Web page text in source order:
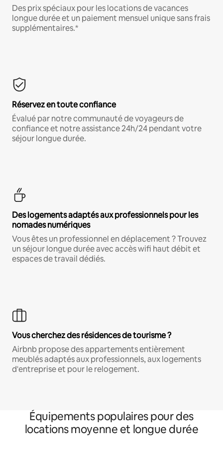
Des prix spéciaux pour les locations de vacances
longue durée et un paiement mensuel unique sans frais
supplémentaires.*
Réservez en toute confiance
Évalué par notre communauté de voyageurs de
confiance et notre assistance 24h/24 pendant votre
séjour longue durée.
Des logements adaptés aux professionnels pour les
nomades numériques
Vous êtes un professionnel en déplacement ? Trouvez
un séjour longue durée avec accès wifi haut débit et
espaces de travail dédiés.
Vous cherchez des résidences de tourisme ?
Airbnb propose des appartements entièrement
meublés adaptés aux professionnels, aux logements
d'entreprise et pour le relogement.
Équipements populaires pour des
locations moyenne et longue durée